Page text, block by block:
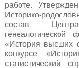
работе.
Историко-
состав
«История высших
конкурсе
статистический